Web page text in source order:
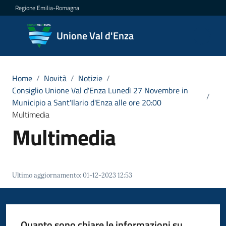
Vai al contenuto
Vai alla navigazione
Vai al footer
Regione Emilia-Romagna
Unione Val d'Enza
Unione
Val
Amministrazione
Novità
Menu selezionato
Vivere
la
Home / Novità / Notizie /
Consiglio Unione Val d'Enza Lunedì 27 Novembre in
Municipio a Sant'Ilario d'Enza alle ore 20:00
/
Multimedia
Multimedia
Ultimo aggiornamento:01-12-2023 12:53